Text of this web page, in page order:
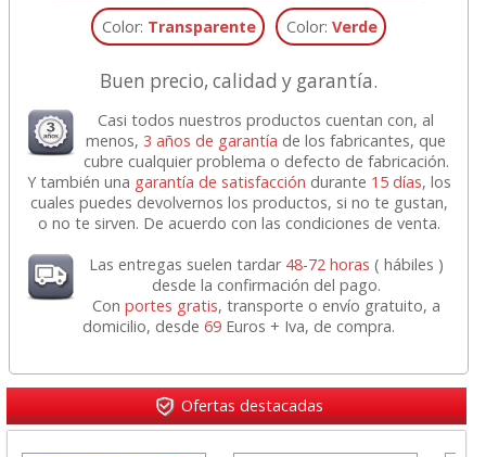
Color: Transparente Color:Verde
Buen precio, calidad y garantía.
Casi todos nuestros productos cuentan con, al
menos,3 años de garantía de los fabricantes, que
cubre cualquier problema o defecto de fabricación.
Y también una garantía de satisfacción durante 15 días, los
cuales puedes devolvernos los productos, si no te gustan,
o no te sirven. De acuerdo con las condiciones de venta.
Las entregas suelen tardar 48-72 horas ( hábiles )
desde la confirmación del pago.
Con portes gratis, transporte o envío gratuito, a
domicilio, desde69 Euros + Iva, de compra.
Ofertas destacadas